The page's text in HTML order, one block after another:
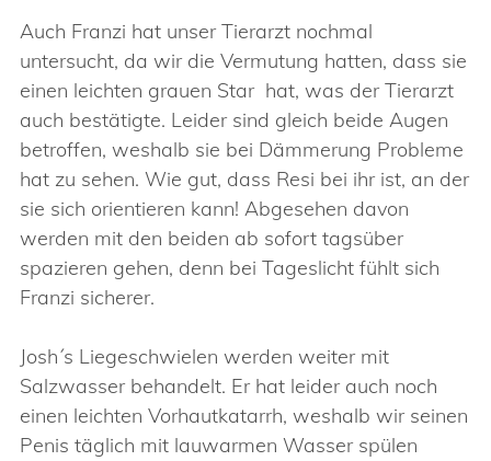
Auch Franzi hat unser Tierarzt nochmal
untersucht, da wir die Vermutung hatten, dass sie
einen leichten grauen Star hat, was der Tierarzt
auch bestätigte. Leider sind gleich beide Augen
betroffen, weshalb sie bei Dämmerung Probleme
hat zu sehen. Wie gut, dass Resi bei ihr ist, an der
sie sich orientieren kann! Abgesehen davon
werden mit den beiden ab sofort tagsüber
spazieren gehen, denn bei Tageslicht fühlt sich
Franzi sicherer.
Josh´s Liegeschwielen werden weiter mit
Salzwasser behandelt. Er hat leider auch noch
einen leichten Vorhautkatarrh, weshalb wir seinen
Penis täglich mit lauwarmen Wasser spülen